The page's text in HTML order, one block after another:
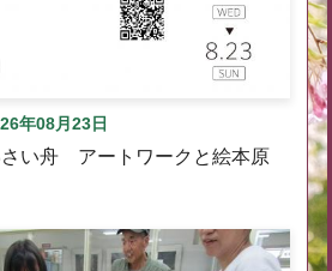
年08月23日
さい舟 アートワークと絵本原